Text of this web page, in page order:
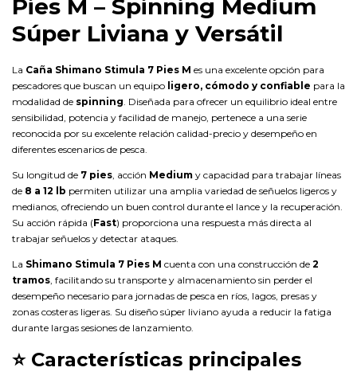
Pies M – Spinning Medium
Súper Liviana y Versátil
La Caña Shimano Stimula 7 Pies M es una excelente opción para
pescadores que buscan un equipo ligero, cómodo y confiable para la
modalidad de spinning . Diseñada para ofrecer un equilibrio ideal entre
sensibilidad, potencia y facilidad de manejo, pertenece a una serie
reconocida por su excelente relación calidad-precio y desempeño en
diferentes escenarios de pesca.
Su longitud de 7 pies , acción Medium y capacidad para trabajar líneas
de 8 a 12 lb permiten utilizar una amplia variedad de señuelos ligeros y
medianos, ofreciendo un buen control durante el lance y la recuperación.
Su acción rápida (Fast) proporciona una respuesta más directa al
trabajar señuelos y detectar ataques.
La Shimano Stimula 7 Pies M cuenta con una construcción de 2
tramos , facilitando su transporte y almacenamiento sin perder el
desempeño necesario para jornadas de pesca en ríos, lagos, presas y
zonas costeras ligeras. Su diseño súper liviano ayuda a reducir la fatiga
durante largas sesiones de lanzamiento.
⭐ Características principales